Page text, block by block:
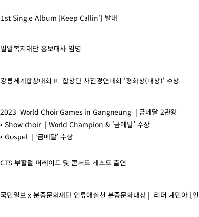
1st Single Album [Keep Callin'] 발매
밀알복지재단 홍보대사 임명
강릉세계합창대회 K- 합창단 사전경연대회 '평화상(대상)' 수상
2023 World Choir Games in Gangneung | 금메달 2관왕
• Show choir | World Champion & ‘금메달’ 수상
• Gospel | ‘금메달’ 수상
CTS 부활절 퍼레이드 및 콘서트 게스트 출연
국민일보 x 분중문화재단 인류애실천 분중문화대상 | 리더 계민아 [